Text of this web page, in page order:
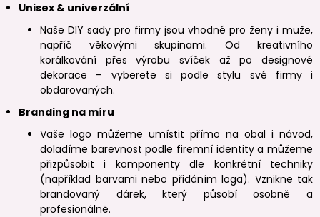
Unisex & univerzální
Naše DIY sady pro firmy jsou vhodné pro ženy i muže,
napříč věkovými skupinami. Od kreativního
korálkování přes výrobu svíček až po designové
dekorace – vyberete si podle stylu své firmy i
obdarovaných.
Branding na míru
Vaše logo můžeme umístit přímo na obal i návod,
doladíme barevnost podle firemní identity a můžeme
přizpůsobit i komponenty dle konkrétní techniky
(například barvami nebo přidáním loga). Vznikne tak
brandovaný dárek, který působí osobně a
profesionálně.